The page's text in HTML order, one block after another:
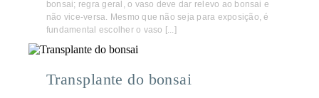
bonsai; regra geral, o vaso deve dar relevo ao bonsai e
não vice-versa. Mesmo que não seja para exposição, é
fundamental escolher o vaso [...]
Transplante do bonsai